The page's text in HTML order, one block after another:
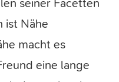
seiner Facetten
ist Nähe
macht es
eine lange